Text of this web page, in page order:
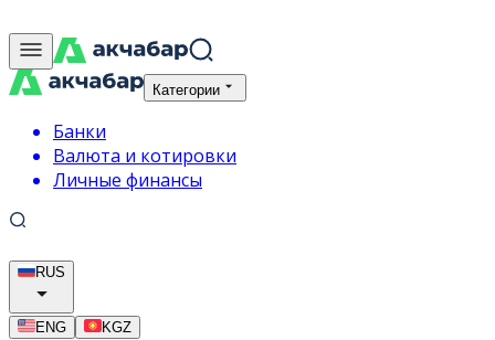
Категории
Банки
Валюта и котировки
Личные финансы
RUS
ENG
KGZ